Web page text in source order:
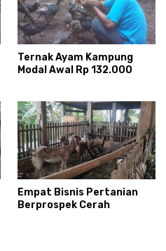
Ternak Ayam Kampung
Modal Awal Rp 132.000
Empat Bisnis Pertanian
Berprospek Cerah